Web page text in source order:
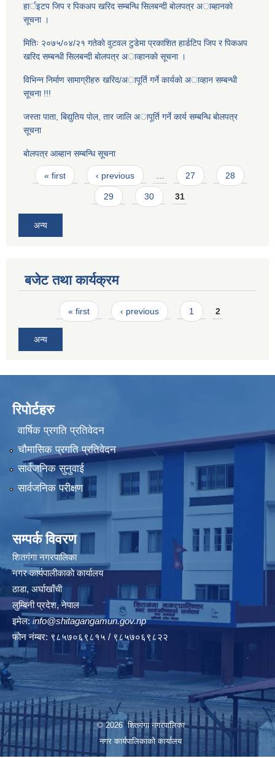
हार्इटप जिप र पिकअप खरिद सम्बन्धि सिलबन्दी बाेलपत्र अाब्हानकाे
सूचना ।
मितिः २०७५/०४/२१ गतेकाे वुटवल टुडेमा प्रकाशित हार्डटिप जिप र पिकअप
खरिद सम्बन्धी सिलबन्दी बाेलपत्र अाव्हानकाे सूचना ।
विभिन्न निर्माण सामाग्रीहरु खरिद/अापूर्ति गर्ने कार्यकाे अाव्हान सम्बन्धी
सूचना !!!
जस्ता पाता, बिद्युतिय पाेल, तार जालि अापूर्ति गर्ने कार्य सम्बन्धि बाेलपत्र
सूचना
बोलपत्र आब्हान सम्बन्धि सूचना
Pages
« first ‹ previous … 27 28
29 30 31
अन्य
बजेट तथा कार्यक्रम
Pages« first ‹ previous 1 2
अन्य
रिपोर्टहरु
वार्षिक प्रगति प्रतिवेदन
चौमासिक प्रगति प्रतिवेदन
सार्वजनिक सुनुवाई
सार्वजनिक परीक्षण
सम्पर्क विवरण
शितगंगा नगरपालिका
नगर कार्यपालीकाकाे कार्यालय
ठाडा, अर्घाखाँची
लुम्बिनी प्रदेश, नेपाल
इमेल: info@shitagangamun.gov.np
फोन नंम्बर: ९८५७०६९८१५ / ९८५७०६९८२२
© 2026 शितगंगा नगरपालिका
नगर कार्यपालिकाकाे कार्यालय